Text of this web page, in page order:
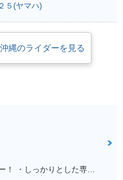
５(ヤマハ)
縄のライダーを見る
満足ポイント:・国産250オフ最強のパワー！ ・しっかりとした専用設計の足回り！ ・スタイルよすぎ！ノーマル車でもめちゃカッコイイ！！ ・アフターパーツも250オフの中では多い方！ ・メンテサイクル長いから楽！ ・デカールでイメチェンし放題だから飽きが来ない！ ・ネットで情報集めがしやすい（ユーザーが多い）